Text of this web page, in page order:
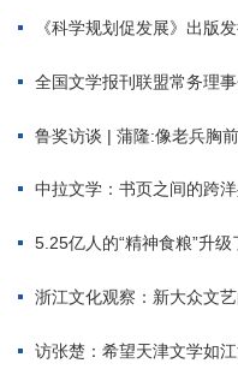
《科学规划促发展》出版
全国文学报刊联盟常务理
鲁奖访谈 | 蒲隆:像老兵胸
中拉文学：书页之间的跨
5.25亿人的“精神食粮”升
浙江文化观察：新大众文
访张楚：希望天津文学如